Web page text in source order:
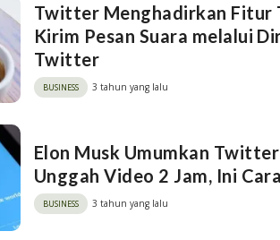
Twitter Menghadirkan Fitur
Kirim Pesan Suara melalui
Twitter
BUSINESS 3 tahun yang lalu
Elon Musk Umumkan
Unggah Video 2 Jam, Ini
BUSINESS 3 tahun yang lalu